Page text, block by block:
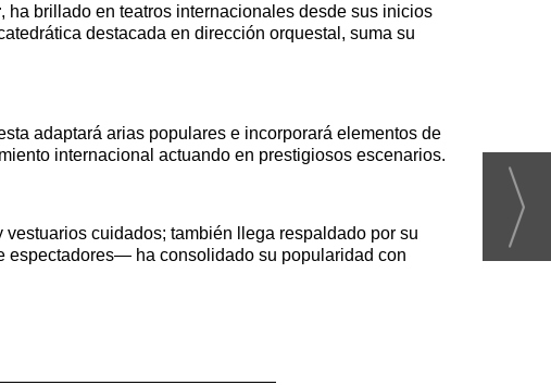
, ha brillado en teatros internacionales desde sus inicios
destacada en dirección orquestal, suma su
adaptará arias populares e incorporará elementos de
internacional actuando en prestigiosos escenarios.
cuidados; también llega respaldado por su
ha consolidado su popularidad con